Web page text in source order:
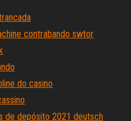
contrabando swtor
do casino
de depósito 2021 deutsch